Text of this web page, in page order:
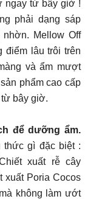
ngay từ bây giờ !
phải dạng sáp
Mellow Off
điểm lâu trôi trên
và ẩm mượt
phẩm cao cấp
bây giờ.
để dưỡng ẩm.
thức gì đặc biệt :
xuất rễ cây
xuất Poria Cocos
không làm ướt